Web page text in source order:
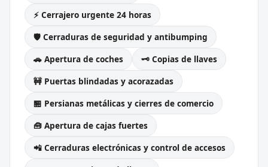
⚡ Cerrajero urgente 24 horas
🛡️ Cerraduras de seguridad y antibumping
🚗 Apertura de coches
🗝️ Copias de llaves
🚧 Puertas blindadas y acorazadas
🏪 Persianas metálicas y cierres de comercio
🧰 Apertura de cajas fuertes
📲 Cerraduras electrónicas y control de accesos